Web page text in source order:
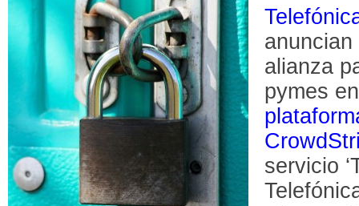
alianza
pymes
servicio